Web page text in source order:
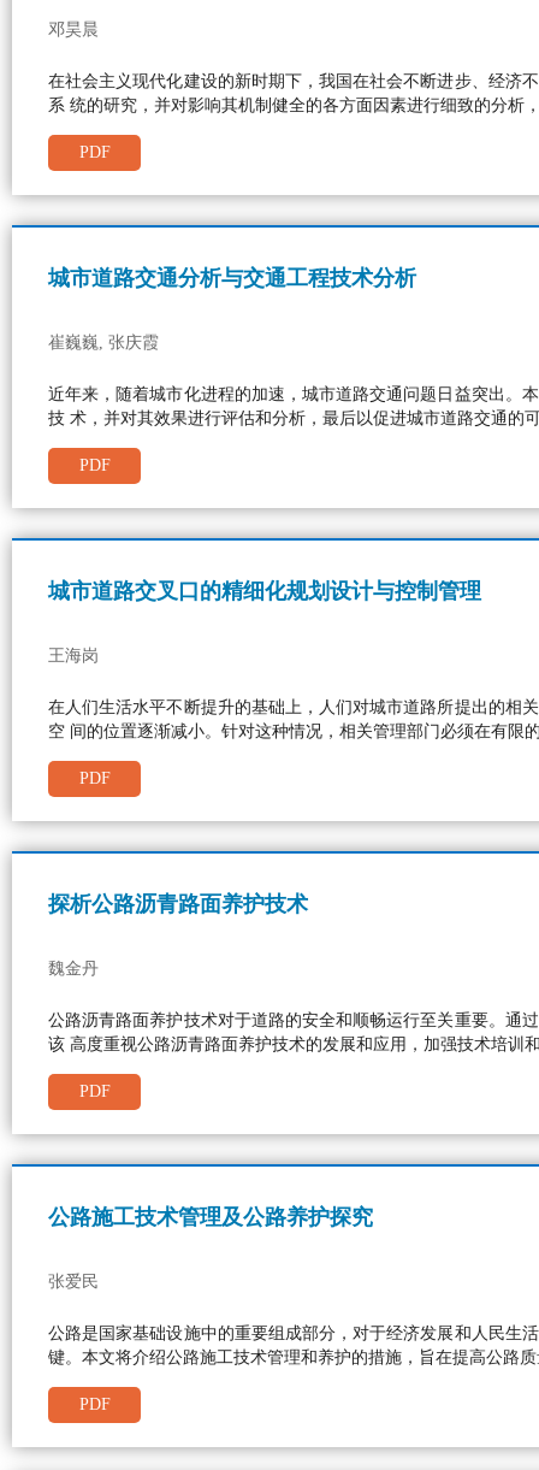
邓昊晨
在社会主义现代化建设的新时期下，我国在社会不断进步、经济
系 统的研究，并对影响其机制健全的各方面因素进行细致的分
PDF
城市道路交通分析与交通工程技术分析
崔巍巍, 张庆霞
近年来，随着城市化进程的加速，城市道路交通问题日益突出。
技 术，并对其效果进行评估和分析，最后以促进城市道路交通的
PDF
城市道路交叉口的精细化规划设计与控制管理
王海岗
在人们生活水平不断提升的基础上，人们对城市道路所提出的相
空 间的位置逐渐减小。针对这种情况，相关管理部门必须在有
PDF
探析公路沥青路面养护技术
魏金丹
公路沥青路面养护技术对于道路的安全和顺畅运行至关重要。通
该 高度重视公路沥青路面养护技术的发展和应用，加强技术培训
PDF
公路施工技术管理及公路养护探究
张爱民
公路是国家基础设施中的重要组成部分，对于经济发展和人民生
键。本文将介绍公路施工技术管理和养护的措施，旨在提高公路
PDF